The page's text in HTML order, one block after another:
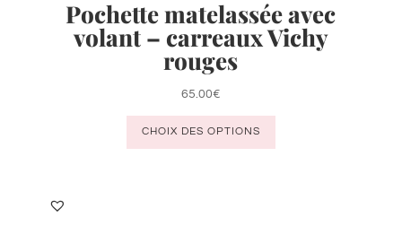
Pochette matelassée avec
volant – carreaux Vichy
rouges
65.00€
CHOIX DES OPTIONS
Ce